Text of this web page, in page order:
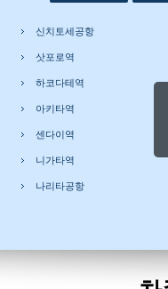
신치토세공항
삿포로역
하코다테역
아키타역
센다이역
니가타역
나리타공항